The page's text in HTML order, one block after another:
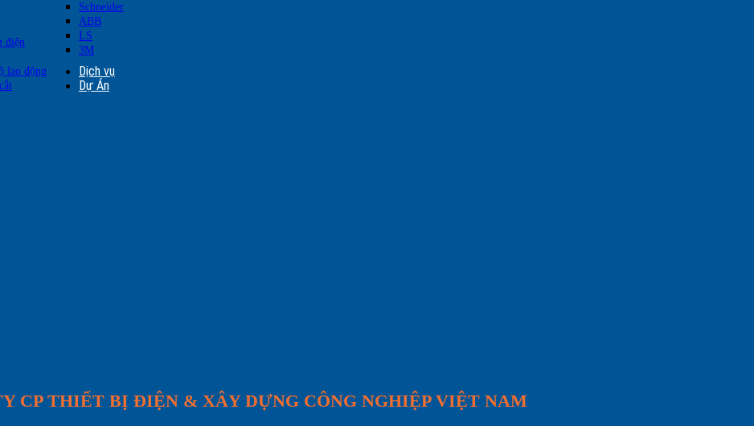
điện
lao động
Schneider
ABB
LS
3M
Dịch vụ
Dự Án
CP THIẾT BỊ ĐIỆN & XÂY DỰNG CÔNG NGHIỆP VIỆT NAM